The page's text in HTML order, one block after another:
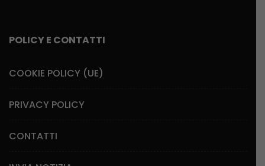
POLICY E CONTATTI
COOKIE POLICY (UE)
PRIVACY POLICY
CONTATTI